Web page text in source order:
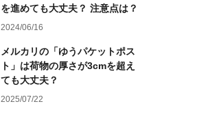
を進めても大丈夫？ 注意点は？
2024/06/16
メルカリの「ゆうパケットポス
ト」は荷物の厚さが3cmを超え
ても大丈夫？
2025/07/22